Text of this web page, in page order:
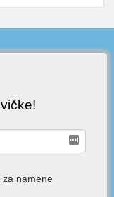
namene